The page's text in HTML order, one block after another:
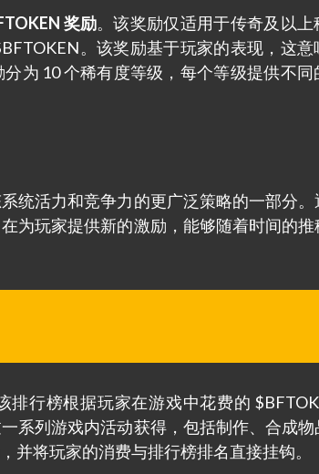
奖励。该奖励仅适用于传奇及以上
。该奖励基于玩家的表现，这意
为 10 个稀有度等级，每个等级提供不同
统活力和竞争力的更广泛策略的一部分
为玩家提供新的激励，能够随着时间的
排行榜根据玩家在游戏中花费的
系列游戏内活动获得，包括制作、合成
并将玩家的消费与排行榜排名直接挂钩。